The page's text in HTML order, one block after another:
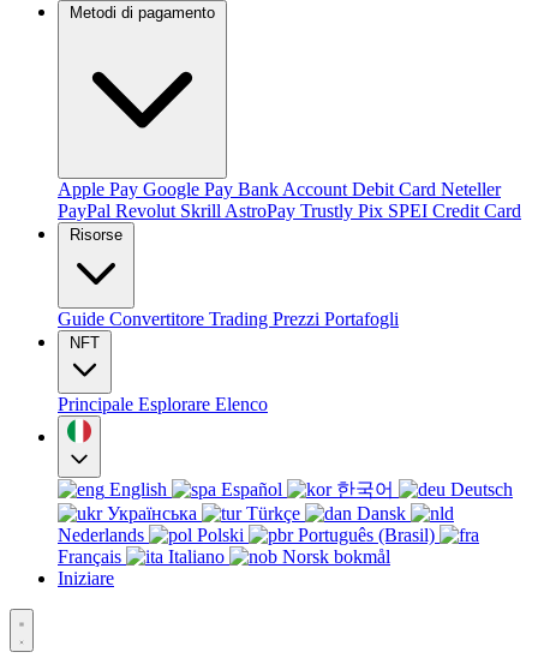
Metodi di pagamento
Apple Pay Google Pay Bank Account Debit Card Neteller
PayPal Revolut Skrill AstroPay Trustly Pix SPEI Credit Card
Risorse
Guide Convertitore Trading Prezzi Portafogli
NFT
Principale Esplorare Elenco
English Español 한국어
Deutsch
Українська
Türkçe
Dansk
Nederlands
Polski
Português (Brasil)
Français
Italiano
Norsk bokmål
Iniziare